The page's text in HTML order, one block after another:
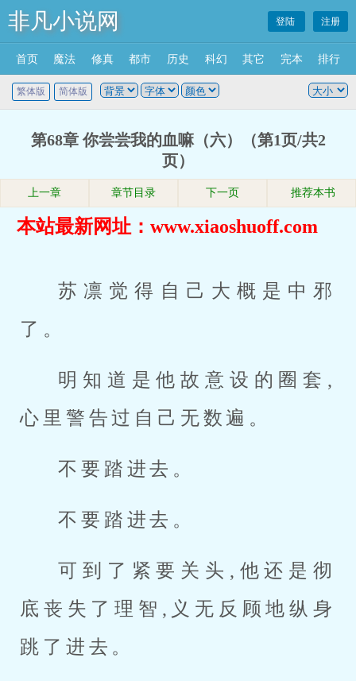
非凡小说网 登陆 注册
首页 魔法 修真 都市 历史 科幻 其它 完本 排行
繁体版 简体版
第68章 你尝尝我的血嘛（六）（第1页/共2
页）
上一章 章节目录 下一页 推荐本书
本站最新网址：www.xiaoshuoff.com
苏凛觉得自己大概是中邪
了。
明知道是他故意设的圈套,
心里警告过自己无数遍。
不要踏进去。
不要踏进去。
可到了紧要关头,他还是彻
底丧失了理智,义无反顾地纵身
跳了进去。